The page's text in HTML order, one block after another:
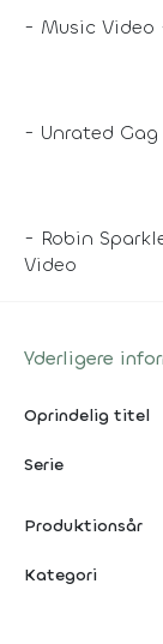
- Music Video
- Unrated Gag
- Robin
Video
Yderligere
Oprindelig titel
Serie
Produktionsår
Kategori